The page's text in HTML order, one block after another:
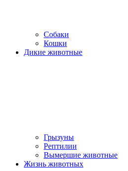
Собаки
Кошки
Дикие животные
Грызуны
Рептилии
Вымершие животные
Жизнь животных